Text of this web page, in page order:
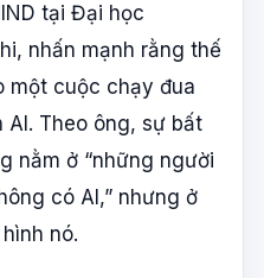
tại Đại học
nhấn mạnh rằng thế
một cuộc chạy đua
Theo ông, sự bất
nằm ở “những người
có AI,” nhưng ở
nó.